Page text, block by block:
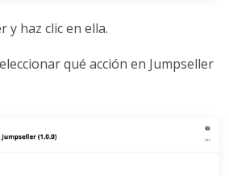
y haz clic en ella.
qué acción en Jumpseller